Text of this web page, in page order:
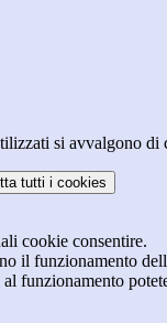
si avvalgono
tutti i cookies
cookie consentire.
il funzionamento
funzionamento